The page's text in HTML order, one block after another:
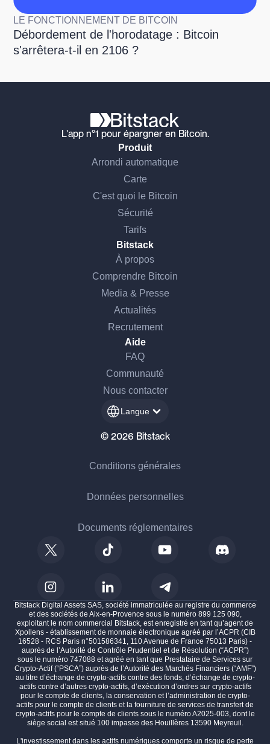
LE FONCTIONNEMENT DE BITCOIN
Débordement de l'horodatage : Bitcoin
s'arrêtera-t-il en 2106 ?
L'app n°1 pour épargner en Bitcoin.
Produit
Arrondi automatique
Carte
C'est quoi le Bitcoin
Sécurité
Tarifs
Bitstack
À propos
Comprendre Bitcoin
Media & Presse
Actualités
Recrutement
Aide
FAQ
Communauté
Nous contacter
Langue
© 2026 Bitstack
Conditions générales
Données personnelles
Documents réglementaires
Bitstack Digital Assets SAS, société immatriculée au registre du commerce
et des sociétés de Aix-en-Provence sous le numéro 899 125 090,
exploitant le nom commercial Bitstack, est enregistré en tant qu’agent de
Xpollens - établissement de monnaie électronique agréé par l’ACPR (CIB
16528 - RCS Paris n°501586341, 110 Avenue de France 75013 Paris) -
auprès de l’Autorité de Contrôle Prudentiel et de Résolution (“ACPR”)
sous le numéro 747088 et agréé en tant que Prestataire de Services sur
Crypto-Actif (“PSCA”) auprès de l’Autorité des Marchés Financiers (“AMF”)
au titre d’échange de crypto-actifs contre des fonds, d’échange de crypto-
actifs contre d’autres crypto-actifs, d’exécution d’ordres sur crypto-actifs
pour le compte de clients, la conservation et l’administration de crypto-
actifs pour le compte de clients et la fourniture de services de transfert de
crypto-actifs pour le compte de clients sous le numéro A2025-003, dont le
siège social est situé 100 impasse des Houillères 13590 Meyreuil.
L'investissement dans les actifs numériques comporte un risque de perte